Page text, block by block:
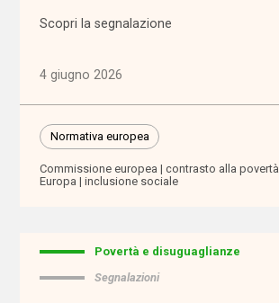
certificazione
accessibilità
accesso
Scopri la segnalazione
4 giugno 2026
Normativa europea
Commissione europea
contrasto alla povertà
Europa
inclusione sociale
Povertà e disuguaglianze
Segnalazioni